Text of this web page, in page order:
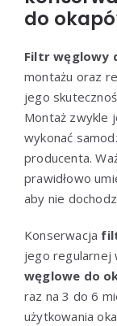
do
Filtr węglowy
montażu oraz
jego
Montaż zwykle
wykonać
producenta.
prawidłowo
aby nie
Konserwacja
jego regularnej
węglowe do
raz na 3 do 6
użytkowania